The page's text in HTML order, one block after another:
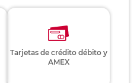
Tarjetas de crédito débito y
AMEX